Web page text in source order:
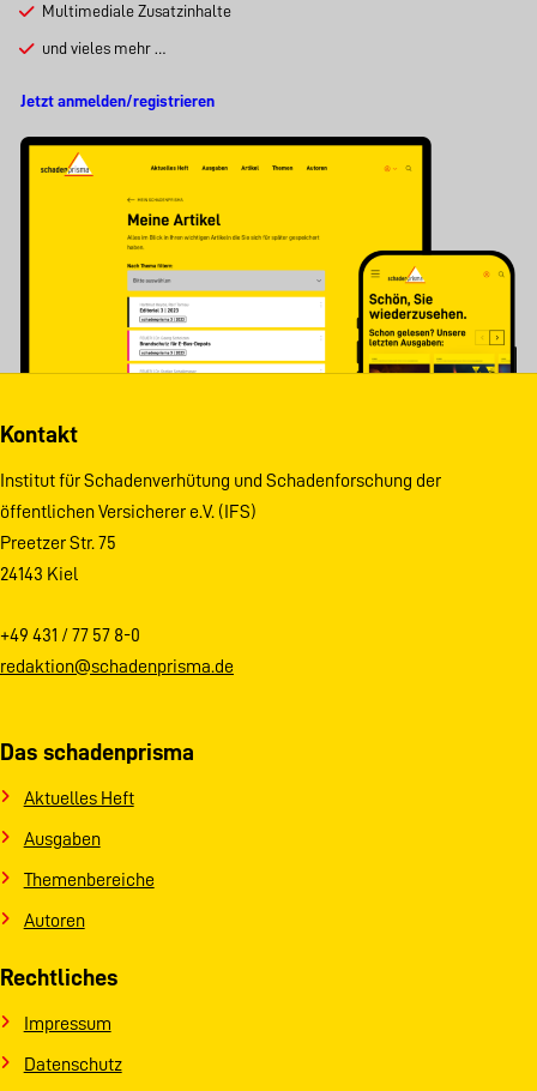
Multimediale Zusatzinhalte
und vieles mehr …
Jetzt anmelden/registrieren
Kontakt
Institut für Schadenverhütung und Schadenforschung der
öffentlichen Versicherer e.V. (IFS)
Preetzer Str. 75
24143 Kiel
+49 431 / 77 57 8-0
redaktion@schadenprisma.de
Das schadenprisma
Aktuelles Heft
Ausgaben
Themenbereiche
Autoren
Rechtliches
Impressum
Datenschutz